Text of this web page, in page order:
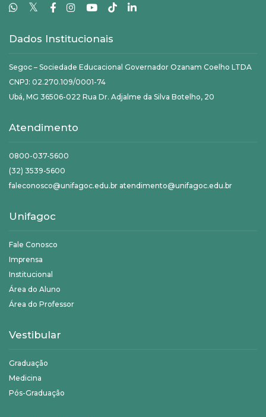
𝕏
Dados Institucionais
Segoc – Sociedade Educacional Governador Ozanam Coelho LTDA
CNPJ: 02.270.109/0001-74
Ubá, MG 36506-022 Rua Dr. Adjalme da Silva Botelho, 20
Atendimento
0800-037-5600
(32) 3539-5600
faleconosco@unifagoc.edu.br atendimento@unifagoc.edu.br
Unifagoc
Fale Conosco
Imprensa
Institucional
Área do Aluno
Área do Professor
Vestibular
Graduação
Medicina
Pós-Graduação